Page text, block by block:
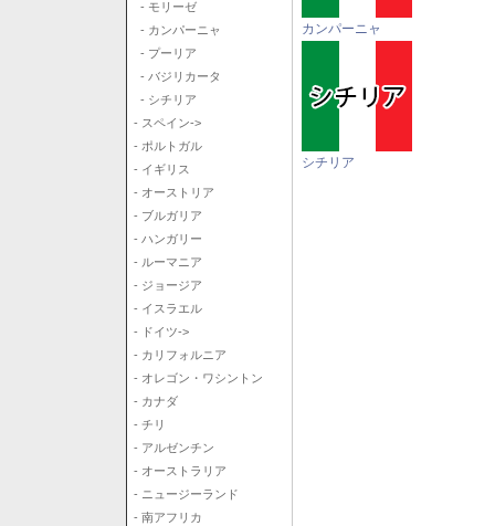
- モリーゼ
- カンパーニャ
- プーリア
- バジリカータ
- シチリア
- スペイン->
- ポルトガル
- イギリス
- オーストリア
- ブルガリア
- ハンガリー
- ルーマニア
- ジョージア
- イスラエル
- ドイツ->
- カリフォルニア
- オレゴン・ワシントン
- カナダ
- チリ
- アルゼンチン
- オーストラリア
- ニュージーランド
- 南アフリカ
カンパーニャ
シチリア